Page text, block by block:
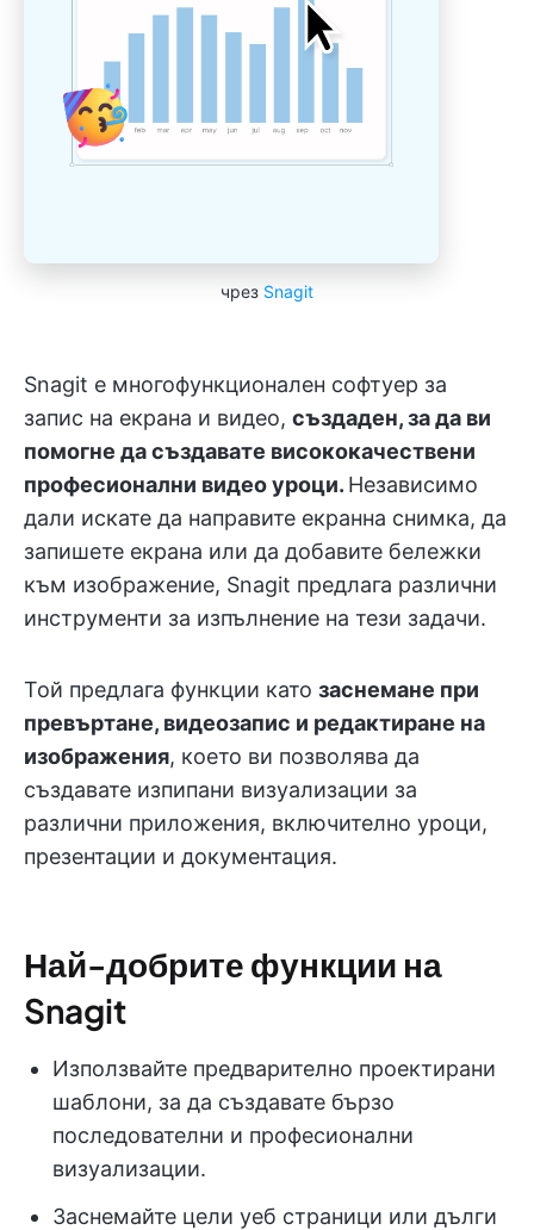
чрез Snagit
Snagit е многофункционален софтуер за
запис на екрана и видео, създаден, за да ви
помогне да създавате висококачествени
професионални видео уроци. Независимо
дали искате да направите екранна снимка, да
запишете екрана или да добавите бележки
към изображение, Snagit предлага различни
инструменти за изпълнение на тези задачи.
Той предлага функции като заснемане при
превъртане, видеозапис и редактиране на
изображения, което ви позволява да
създавате изпипани визуализации за
различни приложения, включително уроци,
презентации и документация.
Най-добрите функции на
Snagit
Използвайте предварително проектирани
шаблони, за да създавате бързо
последователни и професионални
визуализации.
Заснемайте цели уеб страници или дълги